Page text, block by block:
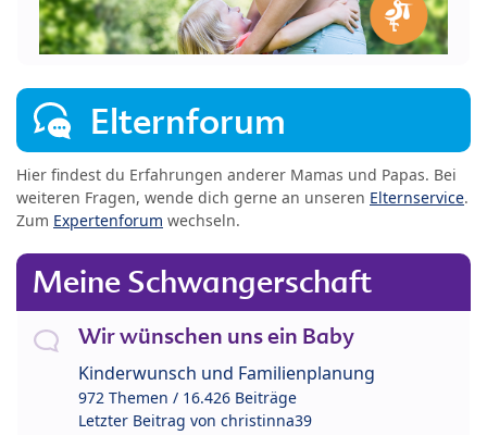
Elternforum
Hier findest du Erfahrungen anderer Mamas und Papas. Bei
weiteren Fragen, wende dich gerne an unseren Elternservice.
Zum Expertenforum wechseln.
Meine Schwangerschaft
Wir wünschen uns ein Baby
Kinderwunsch und Familienplanung
972 Themen / 16.426 Beiträge
Letzter Beitrag von christinna39